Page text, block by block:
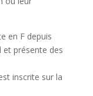
en F depuis
présente des
inscrite sur la